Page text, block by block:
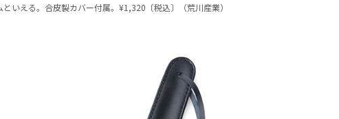
いえる。合皮製カバー付属。¥1,320〔税込〕（荒川産業）